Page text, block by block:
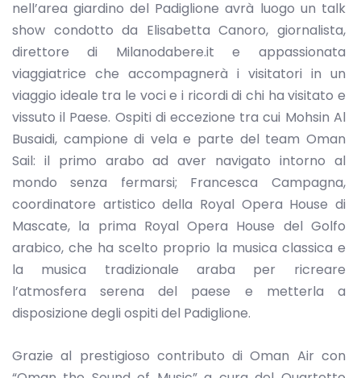
nell’area giardino del Padiglione avrà luogo un talk
show condotto da Elisabetta Canoro, giornalista,
direttore di Milanodabere.it e appassionata
viaggiatrice che accompagnerà i visitatori in un
viaggio ideale tra le voci e i ricordi di chi ha visitato e
vissuto il Paese. Ospiti di eccezione tra cui Mohsin Al
Busaidi, campione di vela e parte del team Oman
Sail: il primo arabo ad aver navigato intorno al
mondo senza fermarsi; Francesca Campagna,
coordinatore artistico della Royal Opera House di
Mascate, la prima Royal Opera House del Golfo
arabico, che ha scelto proprio la musica classica e
la musica tradizionale araba per ricreare
l’atmosfera serena del paese e metterla a
disposizione degli ospiti del Padiglione.
Grazie al prestigioso contributo di Oman Air con